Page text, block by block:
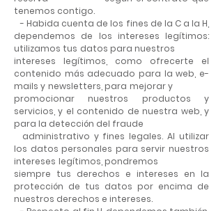
tenemos contigo.
- Habida cuenta de los fines de la C a la H,
dependemos de los intereses legítimos:
utilizamos tus datos para nuestros
intereses legítimos, como ofrecerte el
contenido más adecuado para la web, e-
mails y newsletters, para mejorar y
promocionar nuestros productos y
servicios, y el contenido de nuestra web, y
para la detección del fraude
administrativo y fines legales. Al utilizar
los datos personales para servir nuestros
intereses legítimos, pondremos
siempre tus derechos e intereses en la
protección de tus datos por encima de
nuestros derechos e intereses.